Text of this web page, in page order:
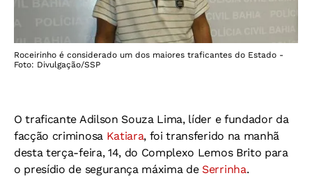
Roceirinho é considerado um dos maiores traficantes do Estado -
Foto: Divulgação/SSP
O traficante Adilson Souza Lima, líder e fundador da
facção criminosa Katiara, foi transferido na manhã
desta terça-feira, 14, do Complexo Lemos Brito para
o presídio de segurança máxima de Serrinha.